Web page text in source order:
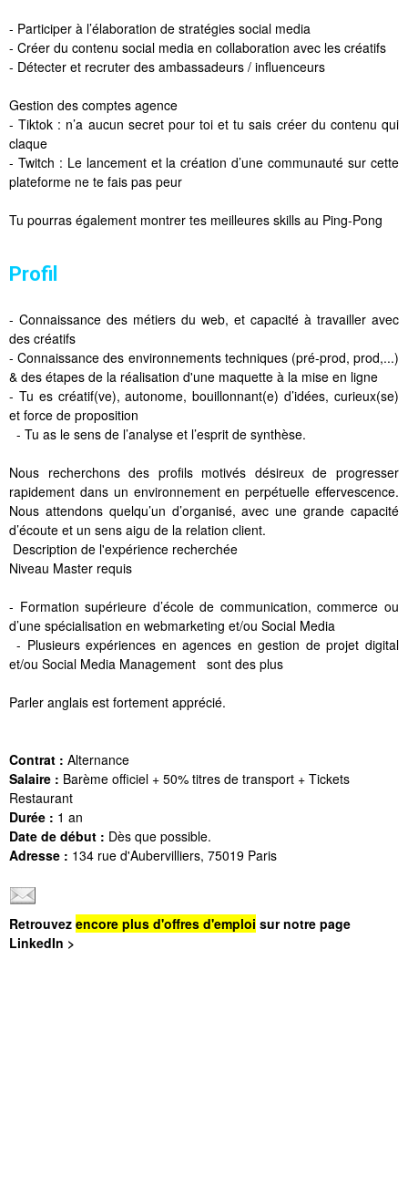
- Participer à l’élaboration de stratégies social media
- Créer du contenu social media en collaboration avec les créatifs
- Détecter et recruter des ambassadeurs / influenceurs
Gestion des comptes agence
- Tiktok : n’a aucun secret pour toi et tu sais créer du contenu qui
claque
- Twitch : Le lancement et la création d’une communauté sur cette
plateforme ne te fais pas peur
Tu pourras également montrer tes meilleures skills au Ping-Pong
Profil
- Connaissance des métiers du web, et capacité à travailler avec
des créatifs
- Connaissance des environnements techniques (pré-prod, prod,...)
& des étapes de la réalisation d'une maquette à la mise en ligne
- Tu es créatif(ve), autonome, bouillonnant(e) d’idées, curieux(se)
et force de proposition
- Tu as le sens de l’analyse et l’esprit de synthèse.
Nous recherchons des profils motivés désireux de progresser
rapidement dans un environnement en perpétuelle effervescence.
Nous attendons quelqu’un d’organisé, avec une grande capacité
d’écoute et un sens aigu de la relation client.
Description de l'expérience recherchée
Niveau Master requis
- Formation supérieure d’école de communication, commerce ou
d’une spécialisation en webmarketing et/ou Social Media
- Plusieurs expériences en agences en gestion de projet digital
et/ou Social Media Management sont des plus
Parler anglais est fortement apprécié.
Contrat : Alternance
Salaire : Barème officiel + 50% titres de transport + Tickets
Restaurant
Durée : 1 an
Date de début : Dès que possible.
Adresse : 134 rue d'Aubervilliers, 75019 Paris
Retrouvez encore plus d'offres d'emploi sur notre page
LinkedIn >